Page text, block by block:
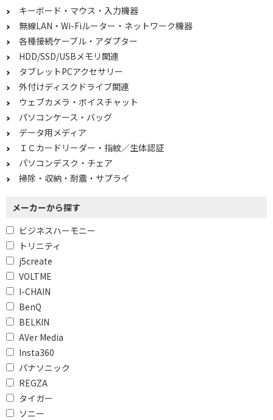
キーボード・マウス・入力機器
無線LAN・Wi-Fiルーター・ネットワーク機器
各種接続ケーブル・アダプター
HDD/SSD/USBメモリ関連
タブレットPCアクセサリー
外付けディスクドライブ関連
ウェブカメラ・ボイスチャット
パソコンケース・バッグ
データ用メディア
ＩＣカードリーダー・指紋／生体認証
パソコンデスク・チェア
掃除・収納・耐震・サプライ
メーカーから探す
ビジネスハーモニー
トリニティ
j5create
VOLTME
I-CHAIN
BenQ
BELKIN
AVer Media
Insta360
パナソニック
REGZA
タイガー
ソニー
プラグ
モニタサイズで絞り込む
10型未満
13型～14型未満
16型以上
8型～
10型～
12型～
4K・有機EL対応で絞り込む
OSで絞り込む
Windows11 Home
intel Core Ultra 5
AMD Ryzen 5
Snapdragon X Plus